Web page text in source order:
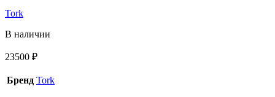
Tork
В наличии
23500 ₽
Бренд Tork